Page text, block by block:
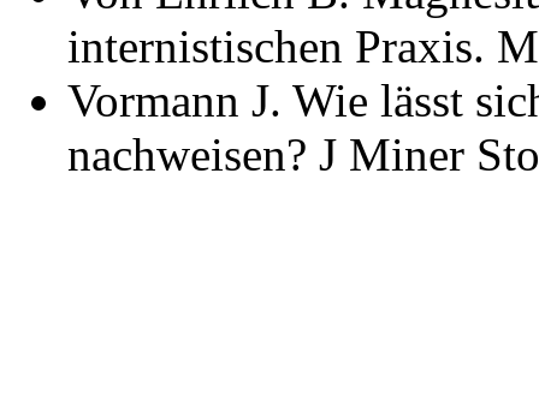
internistischen Praxis.
Vormann J. Wie lässt
nachweisen? J Miner